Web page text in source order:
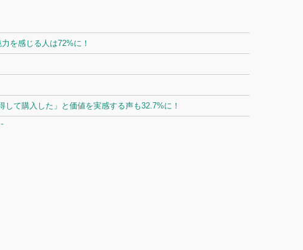
を感じる人は72%に！
て購入した」と価値を実感する声も32.7%に！